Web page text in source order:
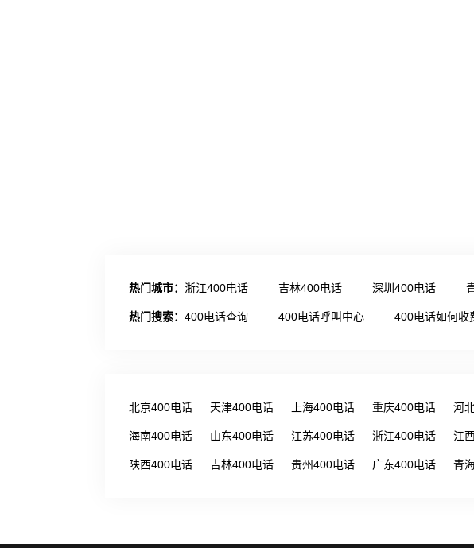
热门城市： 浙江400电话 吉林400电话 深圳400电话
热门搜索： 400电话查询 400电话呼叫中心 400电话如何收
北京400电话 天津400电话 上海400电话 重庆400电话 河
海南400电话 山东400电话 江苏400电话 浙江400电话 江
陕西400电话 吉林400电话 贵州400电话 广东400电话 青